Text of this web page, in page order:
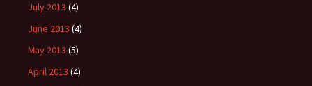
July 2013 (4)
June 2013 (4)
May 2013 (5)
April 2013 (4)